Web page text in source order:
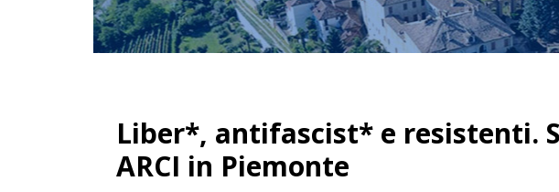
Liber*, antifascist* e resistenti.
ARCI in Piemonte